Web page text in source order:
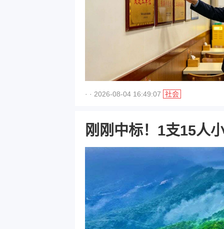
· · 2026-08-04 16:49:07 社会
刚刚中标！1支15人